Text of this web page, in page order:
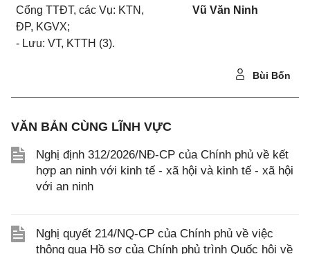
Cổng TTĐT, các Vụ: KTN,
ĐP, KGVX;
- Lưu: VT, KTTH (3).
Vũ Văn Ninh
Bùi Bốn
VĂN BẢN CÙNG LĨNH VỰC
Nghị định 312/2026/NĐ-CP của Chính phủ về kết
hợp an ninh với kinh tế - xã hội và kinh tế - xã hội
với an ninh
Nghị quyết 214/NQ-CP của Chính phủ về việc
thông qua Hồ sơ của Chính phủ trình Quốc hội về